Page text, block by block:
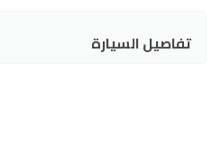
تفاصيل السيارة